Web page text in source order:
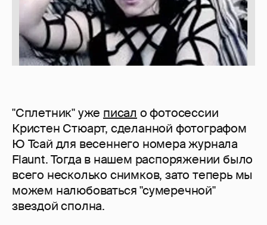
"Сплетник" уже писал о фотосессии
Кристен Стюарт, сделанной фотографом
Ю Тсай для весеннего номера журнала
Flaunt. Тогда в нашем распоряжении было
всего несколько снимков, зато теперь мы
можем налюбоваться "сумеречной"
звездой сполна.